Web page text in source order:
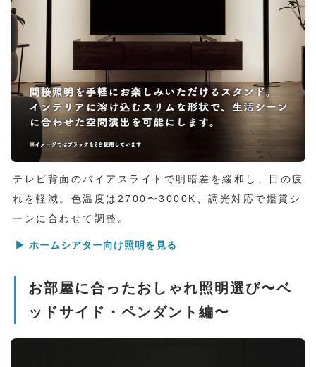
テレビ背面のバイアスライトで明暗差を緩和し、目の疲
れを軽減。色温度は2700〜3000K、調光対応で鑑賞シ
ーンに合わせて調整。
▶ ホームシアター向け照明を見る
お部屋に合ったおしゃれ照明選び〜ベ
ッドサイド・ペンダント編〜